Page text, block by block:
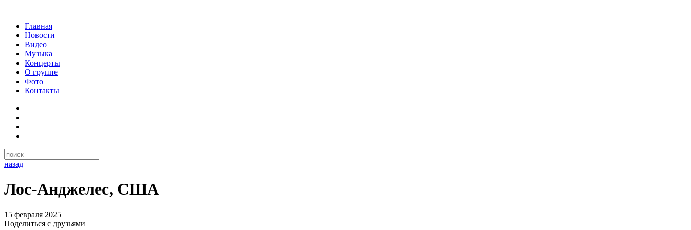
Главная
Новости
Видео
Музыка
Концерты
О группе
Фото
Контакты
назад
Лос-Анджелес, США
15 февраля 2025
Поделиться с друзьями